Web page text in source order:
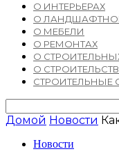
О ИНТЕРЬЕРАХ
О
О МЕБЕЛИ
О РЕМОНТАХ
О
О
СТРОИТЕЛЬНЫЕ
Домой Новости
Новости